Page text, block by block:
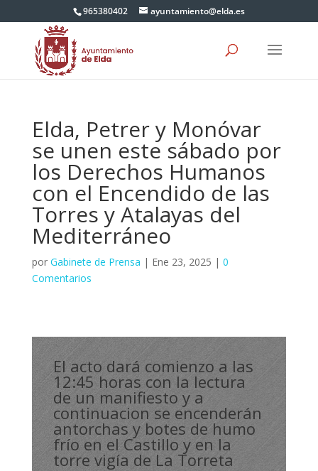
965380402 ayuntamiento@elda.es
Elda, Petrer y Monóvar
se unen este sábado por
los Derechos Humanos
con el Encendido de las
Torres y Atalayas del
Mediterráneo
por Gabinete de Prensa | Ene 23, 2025 | 0
Comentarios
El acto dará comienzo a las
12:45 horas con la lectura
de un manifiesto y a
continuacion se encenderán
antorchas y botes de humo
frío en el Castillo y en la
torre vigía de La Torreta